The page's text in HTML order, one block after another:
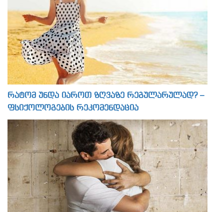
რატომ უნდა იაროთ ზღვაზე რეგულარულად? –
ფსიქოლოგების რეკომენდაცია